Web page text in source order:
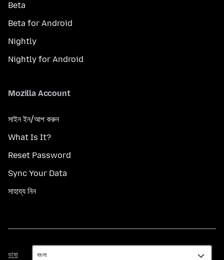
Beta
Beta for Android
Nightly
Nightly for Android
Mozilla Account
সাইন ইন/আপ করুন
What Is It?
Reset Password
Sync Your Data
সাহায্য নিন
ভাষা
ভাষা